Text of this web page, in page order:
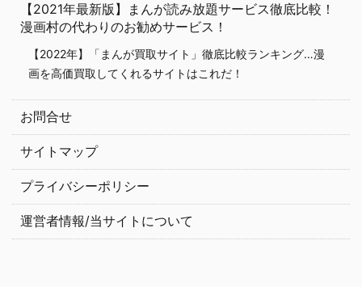
【2021年最新版】まんが読み放題サービス徹底比較！
漫画村の代わりのお勧めサービス！
【2022年】「まんが買取サイト」徹底比較ランキング…漫
画を高価買取してくれるサイトはこれだ！
お問合せ
サイトマップ
プライバシーポリシー
運営者情報/当サイトについて